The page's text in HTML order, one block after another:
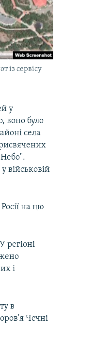
із сервісу
у
воно було
села
військовій
на цю
регіоні
і
в
Чечні